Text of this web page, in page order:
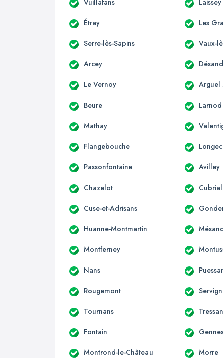
Étray Les
Serre-lès-Sapins Vaux-
Arcey
Le Vernoy Arguel
Beure Larnod
Mathay
Flangebouche
Passonfontaine Avilley
Chazelot Cubrial
Cuse-et-Adrisans
Huanne-Montmartin
Montferney
Nans
Rougemont
Tournans
Fontain
Montrond-le-Château Morre